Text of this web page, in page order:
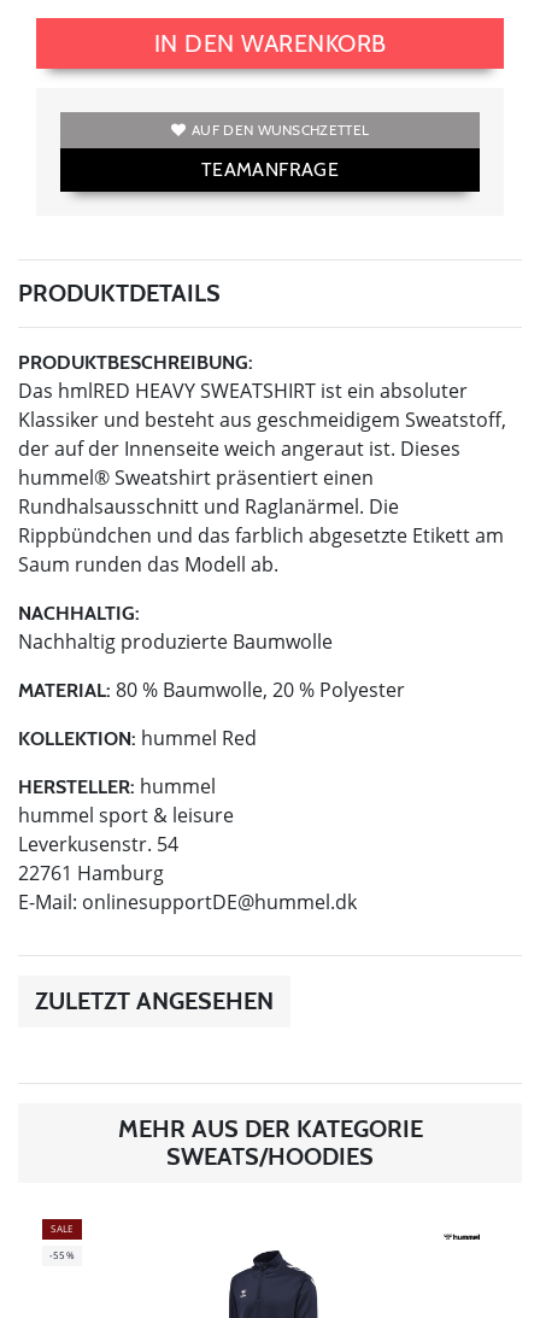
IN DEN WARENKORB
AUF DEN WUNSCHZETTEL
TEAMANFRAGE
PRODUKTDETAILS
PRODUKTBESCHREIBUNG:
Das hmlRED HEAVY SWEATSHIRT ist ein absoluter
Klassiker und besteht aus geschmeidigem Sweatstoff,
der auf der Innenseite weich angeraut ist. Dieses
hummel® Sweatshirt präsentiert einen
Rundhalsausschnitt und Raglanärmel. Die
Rippbündchen und das farblich abgesetzte Etikett am
Saum runden das Modell ab.
NACHHALTIG:
Nachhaltig produzierte Baumwolle
MATERIAL: 80 % Baumwolle, 20 % Polyester
KOLLEKTION: hummel Red
HERSTELLER: hummel
hummel sport & leisure
Leverkusenstr. 54
22761 Hamburg
E-Mail: onlinesupportDE@hummel.dk
ZULETZT ANGESEHEN
MEHR AUS DER KATEGORIE
SWEATS/HOODIES
SALE
-55%